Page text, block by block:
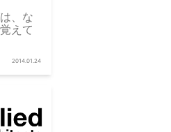
、な
えて
2014.01.24